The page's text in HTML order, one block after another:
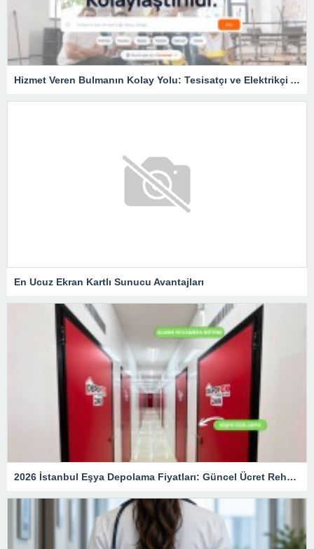
Hizmet Veren Bulmanın Kolay Yolu: Tesisatçı ve Elektrikçi Ararken Nelere Dikkat Edilmeli?
En Ucuz Ekran Kartlı Sunucu Avantajları
2026 İstanbul Eşya Depolama Fiyatları: Güncel Ücret Rehberi